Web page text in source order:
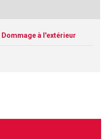
Dommage à l'extérieur